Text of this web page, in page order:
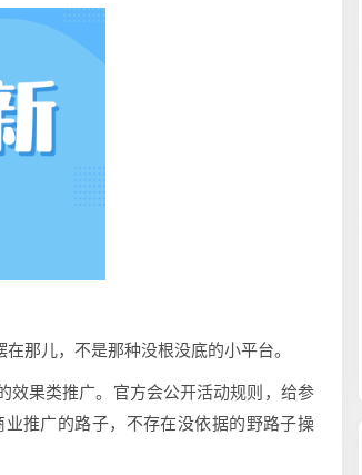
那儿，不是那种没根没底的小平台。
效果类推广。官方会公开活动规则，给参
推广的路子，不存在没依据的野路子操